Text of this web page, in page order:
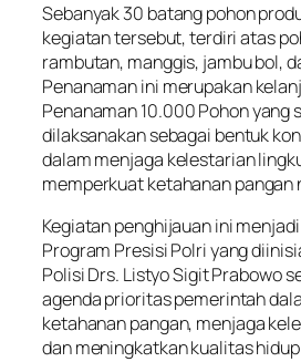
Sebanyak 30 batang pohon
kegiatan tersebut, terdiri atas
rambutan, manggis, jambu bol,
Penanaman ini merupakan
Penanaman 10.000 Pohon yang
dilaksanakan sebagai bentuk
dalam menjaga kelestarian
memperkuat ketahanan pangan
Kegiatan penghijauan ini
Program Presisi Polri yang
Polisi Drs. Listyo Sigit Prabowo
agenda prioritas pemerintah
ketahanan pangan, menjaga
dan meningkatkan kualitas